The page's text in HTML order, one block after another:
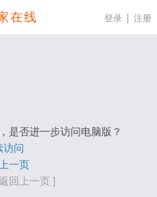
在线 登录 注册
是否进一步访问电脑版？
访问
一页
回上一页 ]